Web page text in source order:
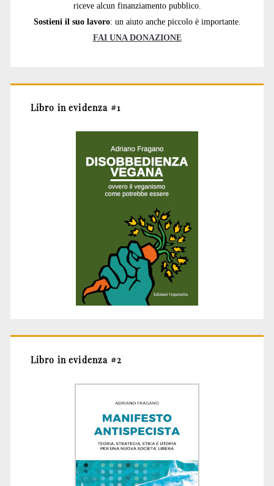
riceve alcun finanziamento pubblico.
Sostieni il suo lavoro: un aiuto anche piccolo è importante.
FAI UNA DONAZIONE
Libro in evidenza #1
Libro in evidenza #2